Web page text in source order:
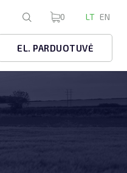
0 LT EN
EL. PARDUOTUVĖ